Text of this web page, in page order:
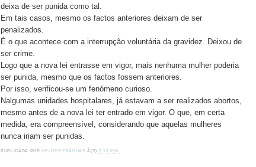
deixa de ser punida como tal.
Em tais casos, mesmo os factos anteriores deixam de ser
penalizados.
É o que acontece com a interrupção voluntária da gravidez. Deixou de
ser crime.
Logo que a nova lei entrasse em vigor, mais nenhuma mulher poderia
ser punida, mesmo que os factos fossem anteriores.
Por isso, verificou-se um fenómeno curioso.
Nalgumas unidades hospitalares, já estavam a ser realizados abortos,
mesmo antes de a nova lei ter entrado em vigor. O que, em certa
medida, era compreensível, considerando que aquelas mulheres
nunca iriam ser punidas.
PUBLICADA POR HELDER FRÁGUAS À(S) 2:19 P.M.